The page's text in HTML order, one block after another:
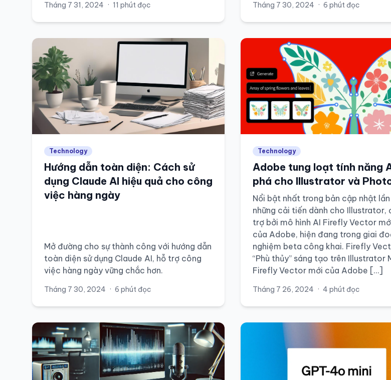
Tháng 7 31, 2024 · 11 phút đọc Tháng 7 30, 2024 · 6 phút đọc
Technology
Hướng dẫn toàn diện: Cách sử
dụng Claude AI hiệu quả cho công
việc hàng ngày
Mở đường cho sự thành công với hướng dẫn
toàn diện sử dụng Claude AI, hỗ trợ công
việc hàng ngày vững chắc hơn.
Tháng 7 30, 2024 · 6 phút đọc
Technology
Adobe tung loạt tính năng
phá cho Illustrator và
Nổi bật nhất trong bản cập nhật
những cải tiến dành cho Illustrator,
trợ bởi mô hình AI Firefly Vector
của Adobe, hiện đang trong giai
nghiệm beta công khai. Firefly
“Phù thủy” sáng tạo trên Illustrator
Firefly Vector mới của Adobe […]
Tháng 7 26, 2024 · 4 phút đọc